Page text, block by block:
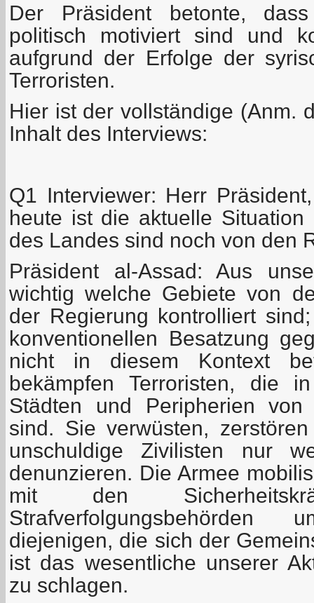
Der Präsident betonte,
politisch motiviert sind und
aufgrund der Erfolge der
Terroristen.
Hier ist der vollständige (Anm.
Inhalt des Interviews:
Q1 Interviewer: Herr
heute ist die aktuelle Situation
des Landes sind noch von den
Präsident al-Assad: Aus
wichtig welche Gebiete von
der Regierung kontrolliert
konventionellen Besatzung
nicht in diesem Kontext
bekämpfen Terroristen, die
Städten und Peripherien von
sind. Sie verwüsten,
unschuldige Zivilisten nur
denunzieren. Die Armee
mit den
diejenigen, die sich der
ist das wesentliche unserer
zu schlagen.